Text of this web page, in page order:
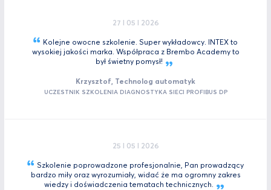
27 I 05 I 2026
Kolejne owocne szkolenie. Super wykładowcy. INTEX to
wysokiej jakości marka. Współpraca z Brembo Academy to
był świetny pomysł!
Krzysztof, Technolog automatyk
UCZESTNIK SZKOLENIA DIAGNOSTYKA SIECI PROFIBUS DP
25 I 05 I 2026
Szkolenie poprowadzone profesjonalnie, Pan prowadzący
bardzo miły oraz wyrozumiały, widać że ma ogromny zakres
wiedzy i doświadczenia tematachtechnicznych.